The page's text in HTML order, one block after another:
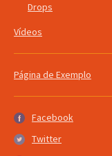
Drops
Vídeos
Página de Exemplo
Facebook
Facebook
Twitter
Twitter